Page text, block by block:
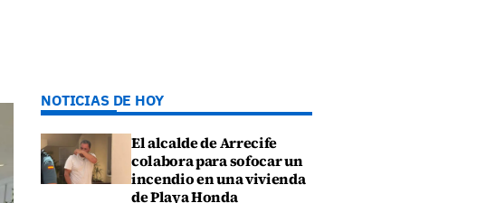
NOTICIAS DE HOY
El alcalde de Arrecife
colabora para sofocar un
incendio en una vivienda
de Playa Honda